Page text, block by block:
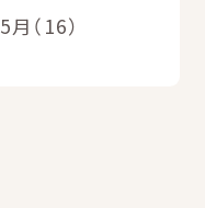
5月（16）